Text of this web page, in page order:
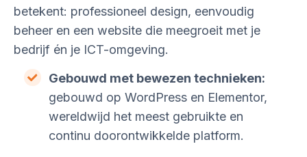
betekent: professioneel design, eenvoudig
beheer en een website die meegroeit met je
bedrijf én je ICT-omgeving.
Gebouwd met bewezen technieken:
gebouwd op WordPress en Elementor,
wereldwijd het meest gebruikte en
continu doorontwikkelde platform.